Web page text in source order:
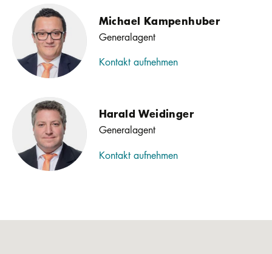
Michael Kampenhuber
Generalagent
Kontakt aufnehmen
Harald Weidinger
Generalagent
Kontakt aufnehmen